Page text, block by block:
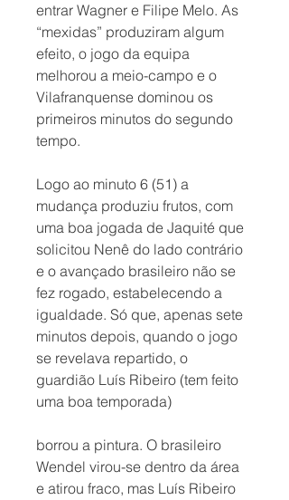
entrar Wagner e Filipe Melo. As
“mexidas” produziram algum
efeito, o jogo da equipa
melhorou a meio-campo e o
Vilafranquense dominou os
primeiros minutos do segundo
tempo.
Logo ao minuto 6 (51) a
mudança produziu frutos, com
uma boa jogada de Jaquité que
solicitou Nenê do lado contrário
e o avançado brasileiro não se
fez rogado, estabelecendo a
igualdade. Só que, apenas sete
minutos depois, quando o jogo
se revelava repartido, o
guardião Luís Ribeiro (tem feito
uma boa temporada)
borrou a pintura. O brasileiro
Wendel virou-se dentro da área
e atirou fraco, mas Luís Ribeiro